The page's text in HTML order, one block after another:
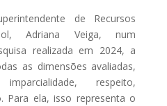
de Recursos
Adriana Veiga, num
realizada em 2024, a
as dimensões avaliadas,
respeito,
Para ela, isso representa o